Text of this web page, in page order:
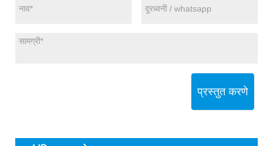
प्रस्तुत करणे